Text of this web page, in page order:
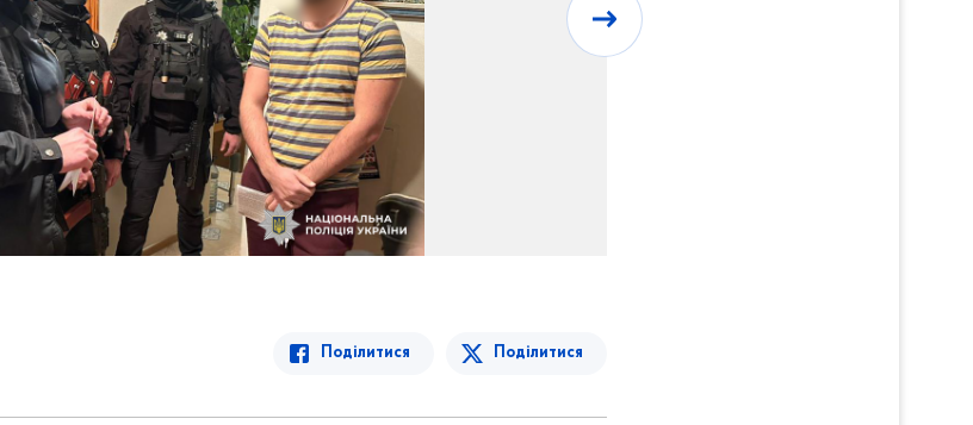
Поділитися Поділитися